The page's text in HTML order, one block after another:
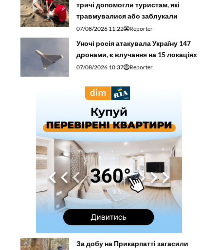
тричі допомогли туристам, які
травмувалися або заблукали
07/08/2026 11:22 Reporter
Уночі росія атакувала Україну 147
дронами, є влучання на 15 локаціях
07/08/2026 10:37 Reporter
За добу на Прикарпатті загасили